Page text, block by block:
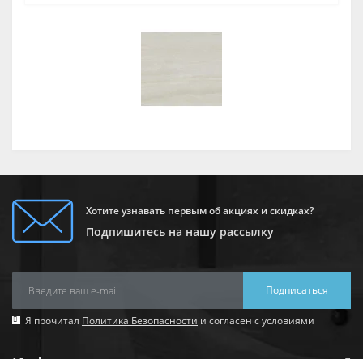
Хотите узнавать первым об акциях и скидках?
Подпишитесь на нашу рассылку
Подписаться
Я прочитал Политика Безопасности и согласен с условиями